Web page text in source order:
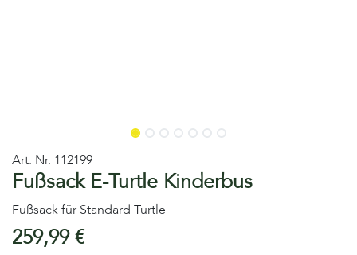
Art. Nr. 112199
Fußsack E-Turtle Kinderbus
Fußsack für Standard Turtle
259,99€